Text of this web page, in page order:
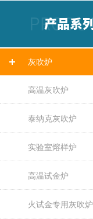
灰吹炉
高温灰吹炉
泰纳克灰吹炉
实验室熔样炉
高温试金炉
火试金专用灰吹炉